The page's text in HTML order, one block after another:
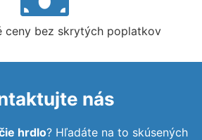
ceny bez skrytých poplatkov
nás
hrdlo? Hľadáte na to skúsených